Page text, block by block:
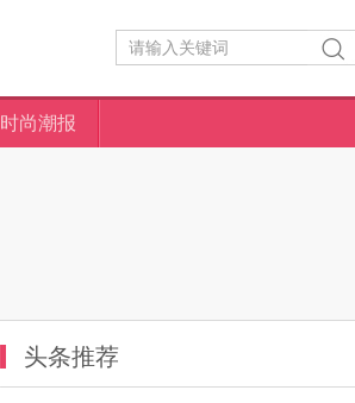
时尚潮报
头条推荐